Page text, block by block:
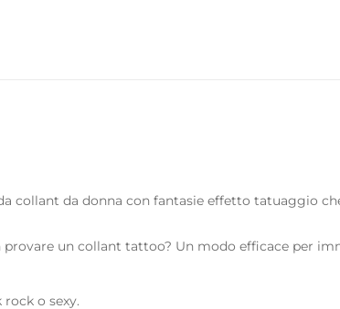
collant da donna con fantasie effetto tatuaggio
un collant tattoo? Un modo efficace per
o sexy.